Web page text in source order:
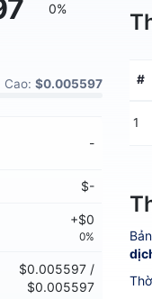
0%
Cao: $0.005597
-
$-
+$0
0%
$0.005597 /
$0.005597
#
1